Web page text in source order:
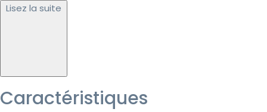
Lisez la suite
Caractéristiques